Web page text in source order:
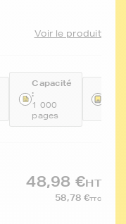
Voir le produit
Capacité
:
1 000
pages
48,98 €HT
58,78 €TTC